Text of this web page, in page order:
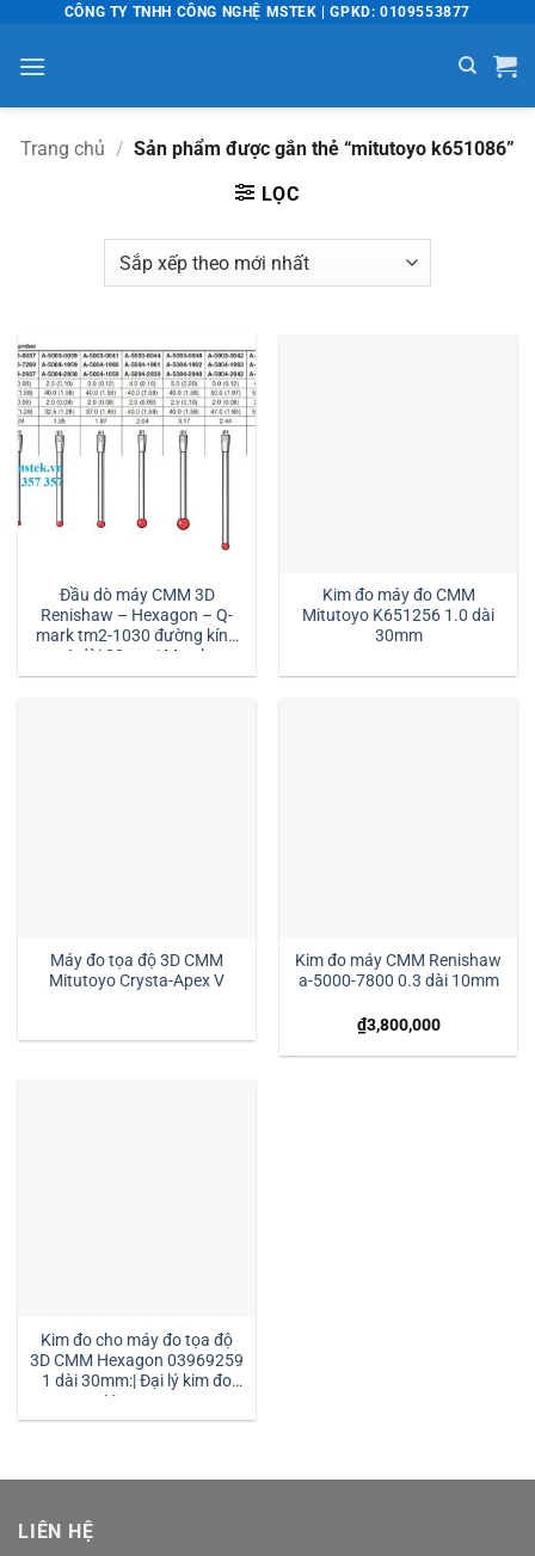
nội
dung
CÔNG TY TNHH CÔNG NGHỆ MSTEK | GPKD: 0109553877
Trang chủ / Sản phẩm được gắn thẻ “mitutoyo k651086”
LỌC
Đầu dò máy CMM 3D
Renishaw – Hexagon – Q-
mark tm2-1030 đường kính
1 dài 30mm:| Mstek
Technology
Kim đo máy đo CMM
Mitutoyo K651256 1.0 dài
30mm
Máy đo tọa độ 3D CMM
Mitutoyo Crysta-Apex V
Kim đo máy CMM Renishaw
a-5000-7800 0.3 dài 10mm
₫3,800,000
Kim đo cho máy đo tọa độ
3D CMM Hexagon 03969259
1 dài 30mm:| Đại lý kim đo
Hexagon
LIÊN HỆ